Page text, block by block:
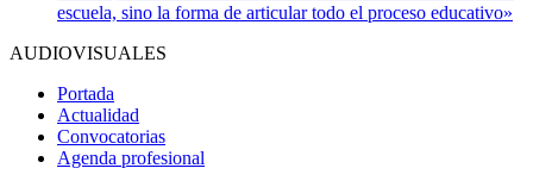
escuela, sino la forma de articular todo el proceso educativo»
AUDIOVISUALES
Portada
Actualidad
Convocatorias
Agenda profesional